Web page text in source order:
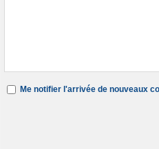
Me notifier l'arrivée de nouveaux